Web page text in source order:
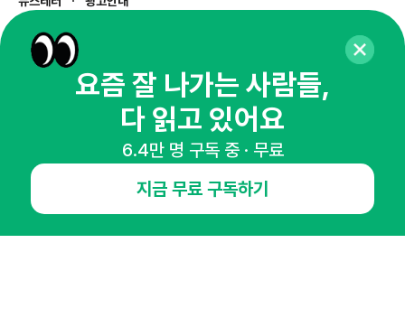
경기도 성남시 분당구 대왕판교로645번길 16
사업자등록번호 : 144-81-27690(
통신판매업신고번호 : 2014-경기성남-1023
호스팅서비스사업자 : 오픈애즈
1800-2198
openads@openads.co.kr
이용약관
instagramthreadkakaotalk
요즘 잘 나가는 사람들,
다 읽고 있어요
6.4만 명 구독 중 · 무료
지금 무료 구독하기